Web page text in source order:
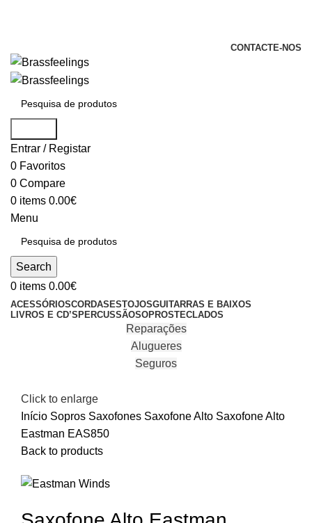
CONTACTE-NOS
Entrar / Registar
0 Favoritos
0 Compare
0 items 0.00€
Menu
Search
0 items 0.00€
ACESSÓRIOSCORDAS ESTOJOSGUITARRAS E BAIXOS
LIVROS E CD’S PERCUSSÃOSOPROSTECLADOS
Reparações
Alugueres
Seguros
Click to enlarge
Início Sopros Saxofones Saxofone Alto Saxofone Alto
Eastman EAS850
Back to products